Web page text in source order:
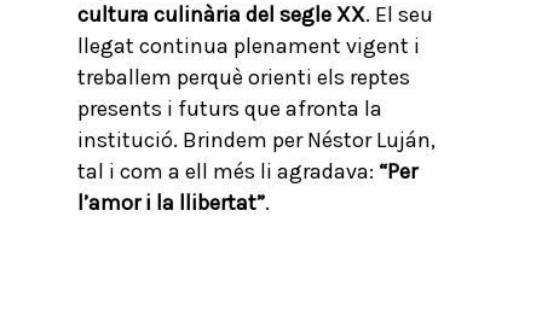
cultura culinària del segle XX. El seu
llegat continua plenament vigent i
treballem perquè orienti els reptes
presents i futurs que afronta la
institució. Brindem per Néstor Luján,
tal i com a ell més li agradava: “Per
l’amor i la llibertat”.